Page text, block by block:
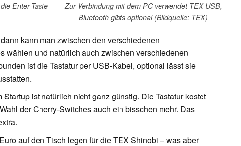
Enter-Taste
Zur Verbindung mit dem PC verwendet TEX USB,
Bluetooth gibts optional (Bildquelle: TEX)
kann man zwischen den verschiedenen
wählen und natürlich auch zwischen verschiedenen
ist die Tastatur per USB-Kabel, optional lässt sie
ist natürlich nicht ganz günstig. Die Tastatur kostet
der Cherry-Switches auch ein bisschen mehr. Das
auf den Tisch legen für die TEX Shinobi – was aber